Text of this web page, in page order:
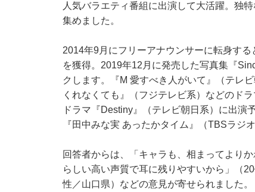
人気バラエティ番組に出演して大活躍。独
集めました。
2014年9月にフリーアナウンサーに転身す
を獲得。2019年12月に発売した写真集『
クします。『M 愛すべき人がいて』（テレ
くれなくても』（フジテレビ系）などのド
ドラマ『Destiny』（テレビ朝日系）に出演
『田中みな実 あったかタイム』（TBSラジ
回答者からは、「キャラも、相まってより
らしい高い声質で耳に残りやすいから」（
性／山口県）などの意見が寄せられました。